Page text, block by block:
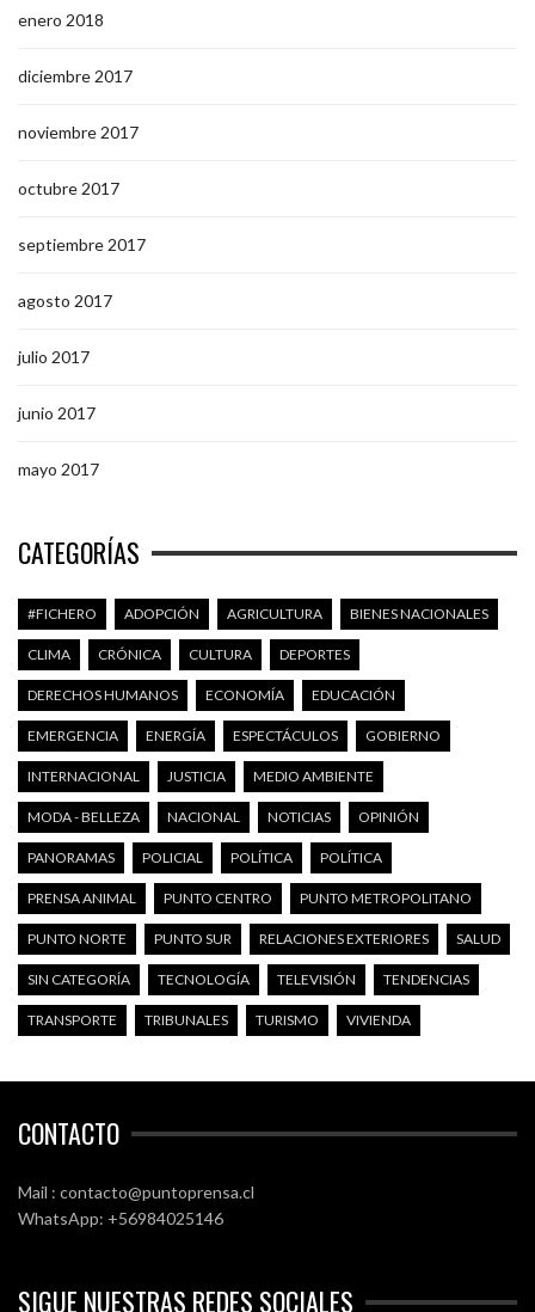
enero 2018
diciembre 2017
noviembre 2017
octubre 2017
septiembre 2017
agosto 2017
julio 2017
junio 2017
mayo 2017
CATEGORÍAS
#FICHERO ADOPCIÓN AGRICULTURA BIENES NACIONALES
CLIMA CRÓNICA CULTURA DEPORTES
DERECHOS HUMANOS ECONOMÍA EDUCACIÓN
EMERGENCIA ENERGÍA ESPECTÁCULOS GOBIERNO
INTERNACIONAL JUSTICIA MEDIO AMBIENTE
MODA - BELLEZA NACIONAL NOTICIAS OPINIÓN
PANORAMAS POLICIAL POLÍTICA POLÍTICA
PRENSA ANIMAL PUNTO CENTRO PUNTO METROPOLITANO
PUNTO NORTE PUNTO SUR RELACIONES EXTERIORES SALUD
SIN CATEGORÍA TECNOLOGÍA TELEVISIÓN TENDENCIAS
TRANSPORTE TRIBUNALES TURISMO VIVIENDA
CONTACTO
Mail : contacto@puntoprensa.cl
WhatsApp: +56984025146
SIGUE NUESTRAS REDES SOCIALES